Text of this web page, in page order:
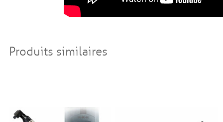
Produits similaires